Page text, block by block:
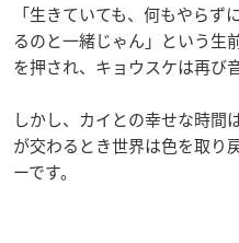
「生きていても、何もやら
るのと一緒じゃん」という生
を押され、キョウスケは再び
しかし、カイとの幸せな時
が交わるとき世界は色を取り
ーです。